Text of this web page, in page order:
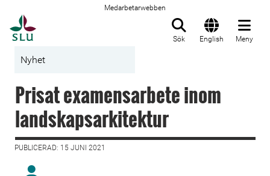
Medarbetarwebben
Sök English Meny
Nyhet
Prisat examensarbete inom
landskapsarkitektur
PUBLICERAD: 15 JUNI 2021